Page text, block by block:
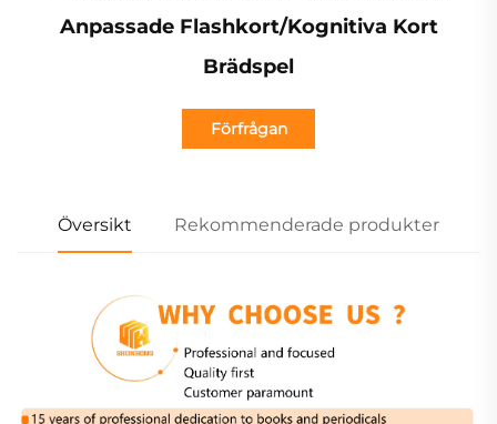
Anpassade Flashkort/Kognitiva Kort
Brädspel
Förfrågan
Översikt Rekommenderade produkter